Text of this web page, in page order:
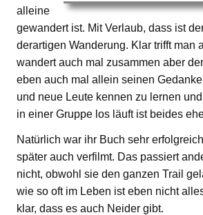
alleine
gewandert ist. Mit Verlaub, dass ist
derartigen Wanderung. Klar trifft man
wandert auch mal zusammen aber
eben auch mal allein seinen
und neue Leute kennen zu lernen
in einer Gruppe los läuft ist beides
Natürlich war ihr Buch sehr
später auch verfilmt. Das passiert
nicht, obwohl sie den ganzen Trail
wie so oft im Leben ist eben nicht
klar, dass es auch Neider gibt.